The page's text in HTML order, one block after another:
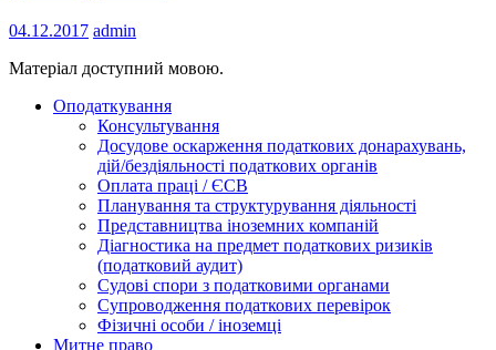
04.12.2017 admin
Матеріал доступний мовою.
Оподаткування
Консультування
Досудове оскарження податкових донарахувань,
дій/бездіяльності податкових органів
Оплата праці / ЄСВ
Планування та структурування діяльності
Представництва іноземних компаній
Діагностика на предмет податкових ризиків
(податковий аудит)
Судові спори з податковими органами
Супроводження податкових перевірок
Фізичні особи / іноземці
Митне право